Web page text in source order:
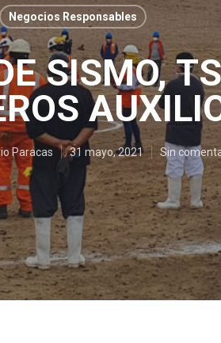
Negocios Responsables
SISMO,
Paracas 31 mayo, 2021 Sin